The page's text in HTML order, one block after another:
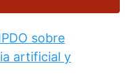
sobre
artificial y